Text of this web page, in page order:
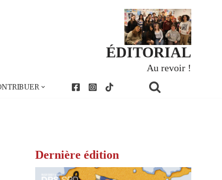
ÉDITORIAL
Au revoir !
Dernière édition